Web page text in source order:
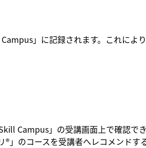
」に記録されます。これによ
Campus」の受講画面上で確認でき
のコースを受講者へレコメンドす